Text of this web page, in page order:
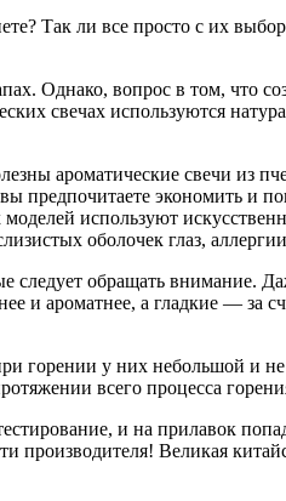
Так ли все просто с их
Однако, вопрос в том, что
свечах используются
ароматические свечи из
предпочитаете экономить и
используют
оболочек глаз,
следует обращать внимание.
и ароматнее, а гладкие — за
горении у них небольшой и
всего процесса
и на прилавок
Великая